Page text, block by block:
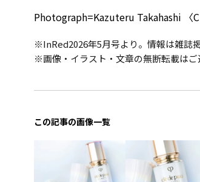
Photograph=Kazuteru Takahashi
※InRed2026年5月号より。情報は雑誌
※画像・イラスト・文章の無断転載はご
この記事の画像一覧